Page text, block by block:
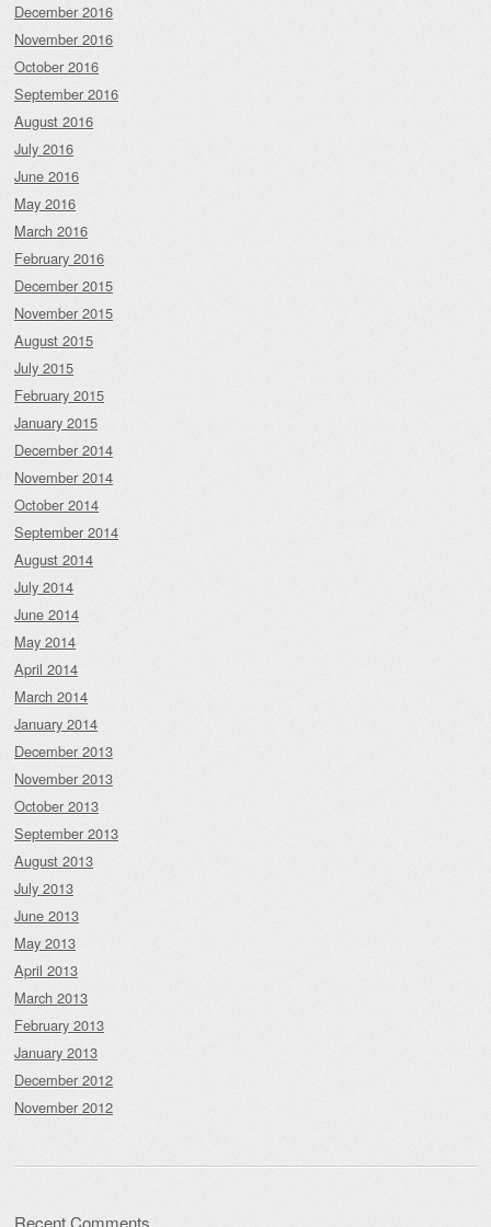
December 2016
November 2016
October 2016
September 2016
August 2016
July 2016
June 2016
May 2016
March 2016
February 2016
December 2015
November 2015
August 2015
July 2015
February 2015
January 2015
December 2014
November 2014
October 2014
September 2014
August 2014
July 2014
June 2014
May 2014
April 2014
March 2014
January 2014
December 2013
November 2013
October 2013
September 2013
August 2013
July 2013
June 2013
May 2013
April 2013
March 2013
February 2013
January 2013
December 2012
November 2012